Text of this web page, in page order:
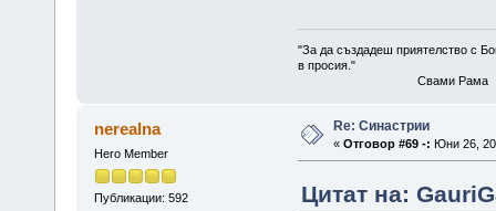
"За да създадеш приятелство с
в просия."
Свами Рама
nerealna
Hero Member
Публикации: 592
Re: Синастрии
« Отговор #69 -: Юни 26,
Цитат на: